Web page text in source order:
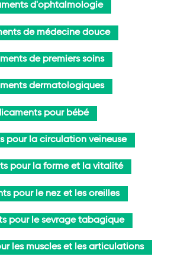
d'ophtalmologie
de médecine douce
de premiers soins
dermatologiques
pour bébé
pour la circulation veineuse
pour la forme et la vitalité
pour le nez et les oreilles
pour le sevrage tabagique
les muscles et les articulations